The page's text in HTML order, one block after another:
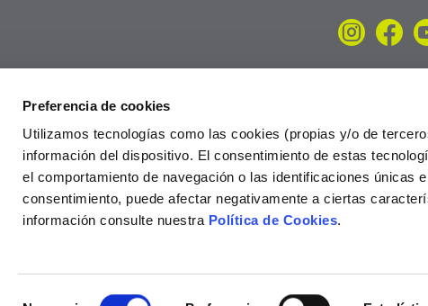
Preferencia de cookies
Utilizamos tecnologías como las cookies (propias y/o de
información del dispositivo. El consentimiento de estas
el comportamiento de navegación o las identificaciones únicas
consentimiento, puede afectar negativamente a ciertas
información consulte nuestra Política de Cookies.